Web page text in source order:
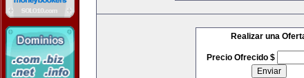
Realizar una
Precio Ofrecido $